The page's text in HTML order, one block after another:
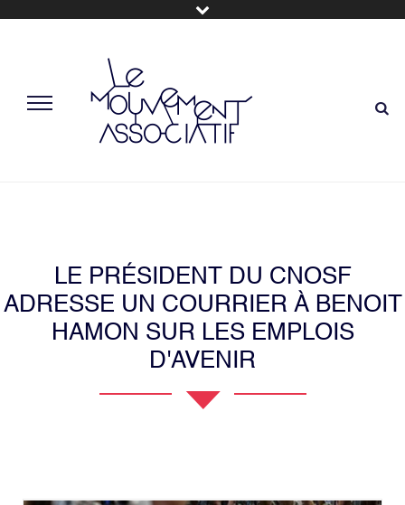
LE PRÉSIDENT DU CNOSF
ADRESSE UN COURRIER À BENOIT
HAMON SUR LES EMPLOIS
D'AVENIR